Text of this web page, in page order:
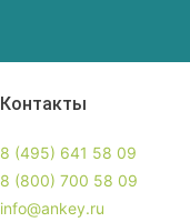
Контакты
8 (495) 641 58 09
8 (800) 700 58 09
info@ankey.ru